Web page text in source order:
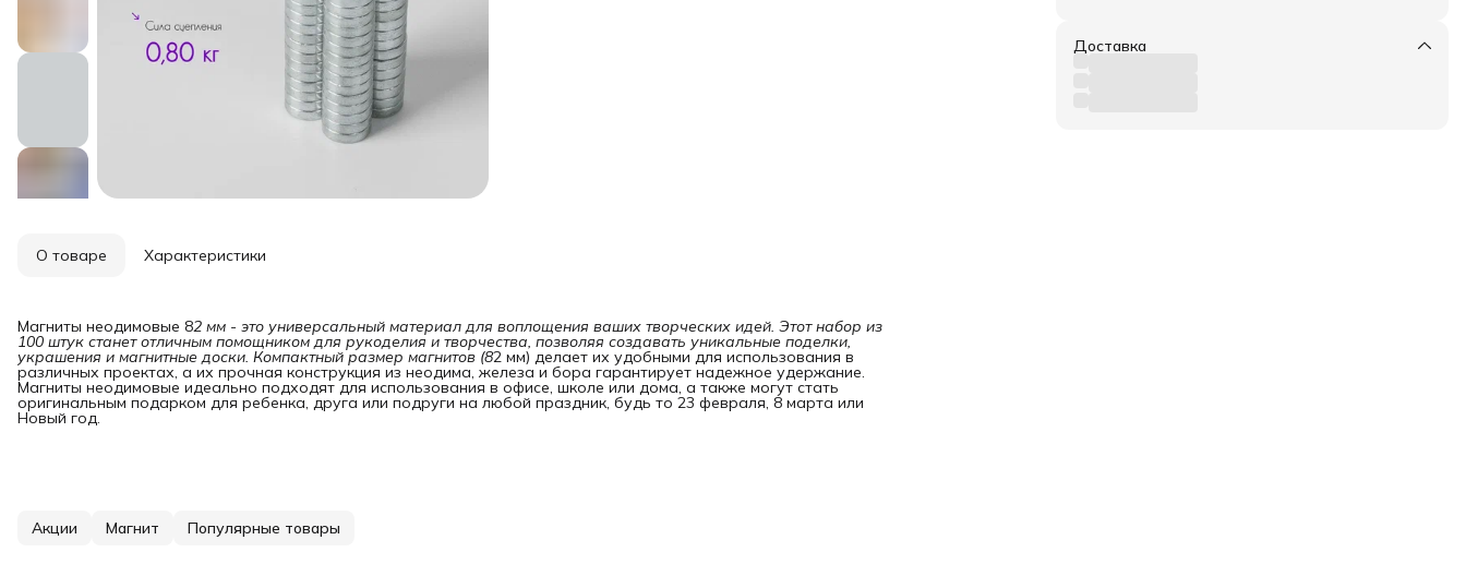
Доставка
О товаре Характеристики
Магниты неодимовые 82 мм - это универсальный материал для воплощения ваших творческих идей. Этот набор из
100 штук станет отличным помощником для рукоделия и творчества, позволяя создавать уникальные поделки,
украшения и магнитные доски. Компактный размер магнитов (82 мм) делает их удобными для использования в
различных проектах, а их прочная конструкция из неодима, железа и бора гарантирует надежное удержание.
Магниты неодимовые идеально подходят для использования в офисе, школе или дома, а также могут стать
оригинальным подарком для ребенка, друга или подруги на любой праздник, будь то 23 февраля, 8 марта или
Новый год.
Акции Магнит Популярные товары